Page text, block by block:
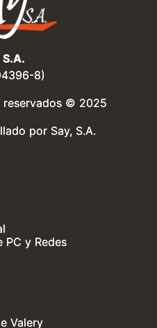
S.A.
8)
reservados © 2025
por Say, S.A.
PC y Redes
Valery